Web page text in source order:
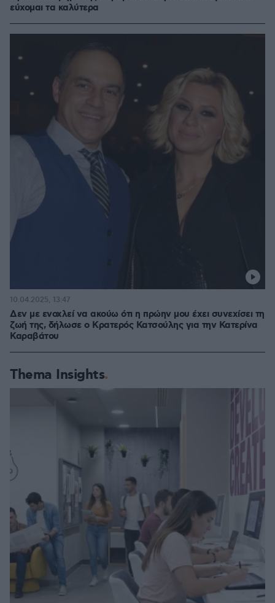
εύχομαι τα καλύτερα
Δεν με ενοχλεί να ακούω ότι η πρώην μου έχει συνεχίσει τη
ζωή της, δήλωσε ο Κρατερός Κατσούλης για την Κατερίνα
Καραβάτου
10.04.2025, 13:47
Thema Insights